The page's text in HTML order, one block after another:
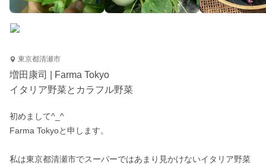
東京都清瀬市
増田康司 | Farma Tokyo
イタリア野菜とカラフル野菜
初めまして^_^
Farma Tokyoと申します。
私は東京都清瀬市でスーパーではあまり見かけないイタリア野菜